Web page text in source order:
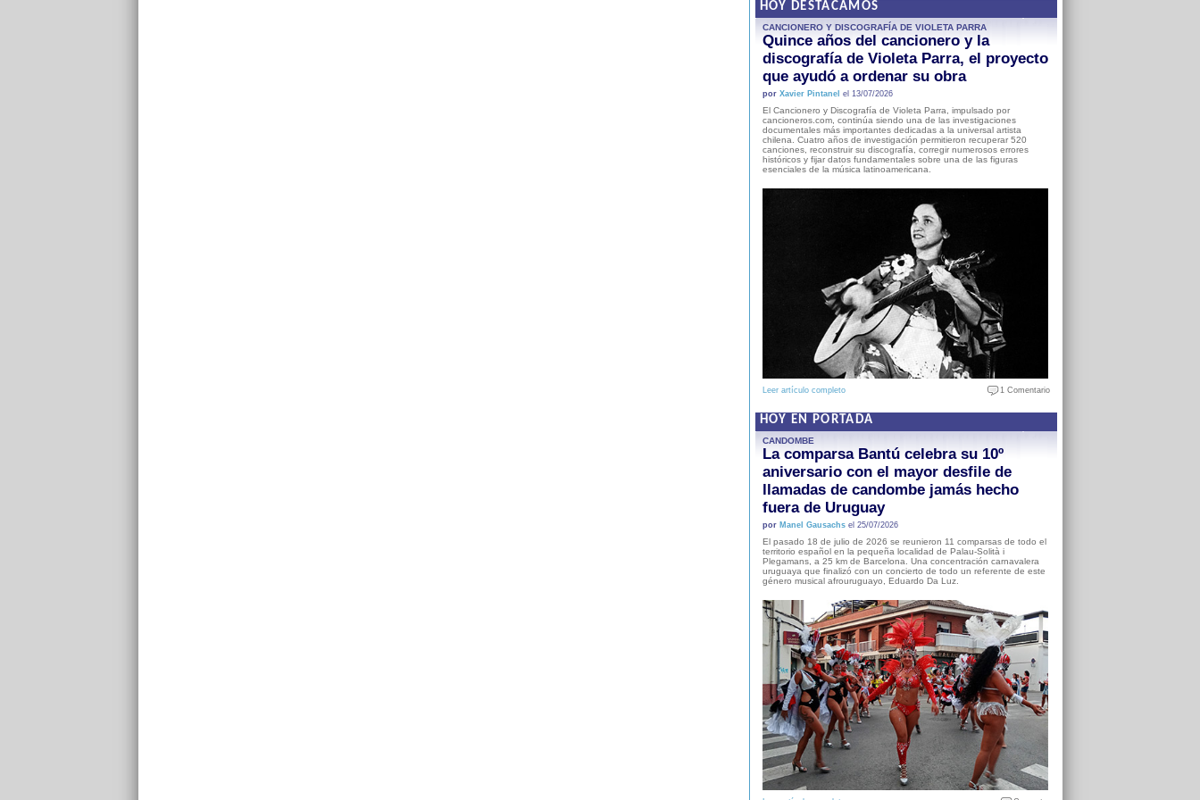
HOY DESTACAMOS
CANCIONERO Y DISCOGRAFÍA DE VIOLETA PARRA
Quince años del cancionero y la
discografía de Violeta Parra, el proyecto
que ayudó a ordenar su obra
por Xavier Pintanel el 13/07/2026
El Cancionero y Discografía de Violeta Parra, impulsado por
cancioneros.com, continúa siendo una de las investigaciones
documentales más importantes dedicadas a la universal artista
chilena. Cuatro años de investigación permitieron recuperar 520
canciones, reconstruir su discografía, corregir numerosos errores
históricos y fijar datos fundamentales sobre una de las figuras
esenciales de la música latinoamericana.
Leer artículo completo 1 Comentario
HOY EN PORTADA
CANDOMBE
La comparsa Bantú celebra su 10º
aniversario con el mayor desfile de
llamadas de candombe jamás hecho
fuera de Uruguay
por Manel Gausachsel 25/07/2026
El pasado 18 de julio de 2026 se reunieron 11 comparsas de todo el
territorio español en la pequeña localidad de Palau-Solità i
Plegamans, a 25 km de Barcelona. Una concentración carnavalera
uruguaya que finalizó con un concierto de todo un referente de este
género musical afrouruguayo, Eduardo Da Luz.